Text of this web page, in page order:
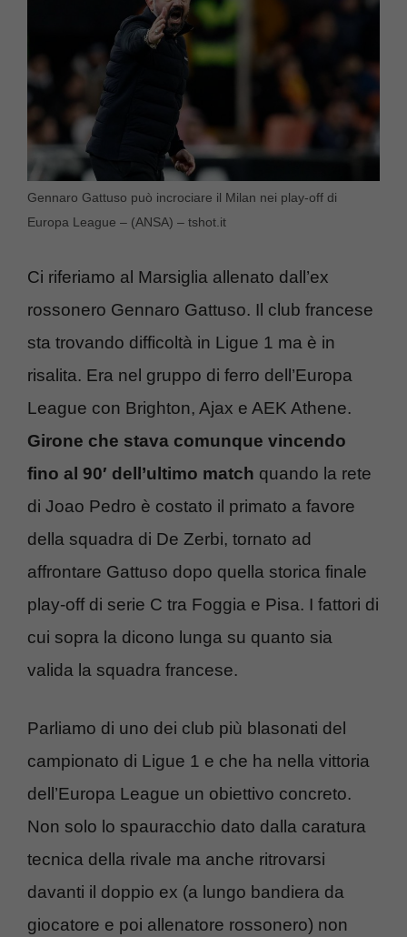
Gennaro Gattuso può incrociare il Milan nei play-off di
Europa League – (ANSA) – tshot.it
Ci riferiamo al Marsiglia allenato dall’ex
rossonero Gennaro Gattuso. Il club francese
sta trovando difficoltà in Ligue 1 ma è in
risalita. Era nel gruppo di ferro dell’Europa
League con Brighton, Ajax e AEK Athene.
Girone che stava comunque vincendo
fino al 90′ dell’ultimo match quando la rete
di Joao Pedro è costato il primato a favore
della squadra di De Zerbi, tornato ad
affrontare Gattuso dopo quella storica finale
play-off di serie C tra Foggia e Pisa. I fattori di
cui sopra la dicono lunga su quanto sia
valida la squadra francese.
Parliamo di uno dei club più blasonati del
campionato di Ligue 1 e che ha nella vittoria
dell’Europa League un obiettivo concreto.
Non solo lo spauracchio dato dalla caratura
tecnica della rivale ma anche ritrovarsi
davanti il doppio ex (a lungo bandiera da
giocatore e poi allenatore rossonero) non